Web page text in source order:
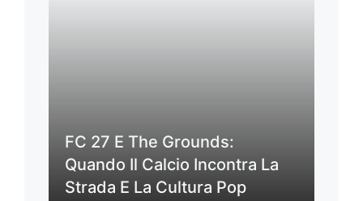
FC 27 E The Grounds:
Quando Il Calcio Incontra La
Strada E La Cultura Pop